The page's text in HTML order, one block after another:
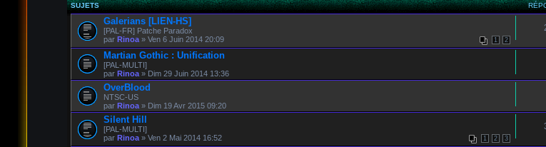
SUJETS
Galerians [LIEN-HS]
[PAL-FR] Patche Paradox
1 2
par Rinoa» Ven 6 Juin 2014 20:09
Martian Gothic : Unification
[PAL-MULTI]
par Rinoa» Dim 29 Juin 2014 13:36
OverBlood
NTSC-US
par Rinoa» Dim 19 Avr 2015 09:20
Silent Hill
[PAL-MULTI]
1 2 3
par Rinoa» Ven 2 Mai 2014 16:52